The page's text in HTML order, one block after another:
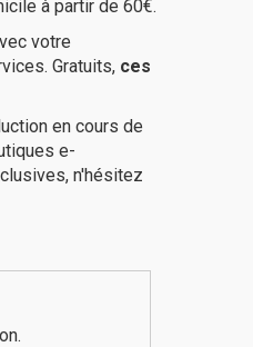
à partir de 60€.
votre
Gratuits, ces
en cours de
e-
n'hésitez